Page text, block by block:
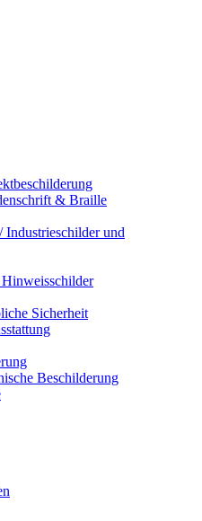
& Braille
und
Sicherheit
Beschilderung